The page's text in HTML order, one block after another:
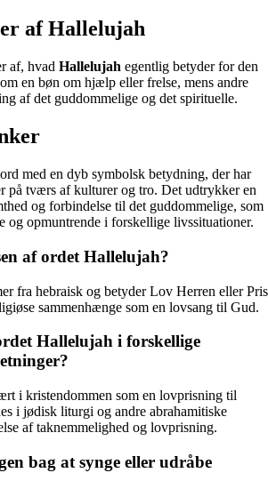
af Hallelujah
af, hvad Hallelujah egentlig betyder for den
en bøn om hjælp eller frelse, mens andre
af det guddommelige og det spirituelle.
med en dyb symbolsk betydning, der har
på tværs af kulturer og tro. Det udtrykker en
og forbindelse til det guddommelige, som
og opmuntrende i forskellige livssituationer.
af ordet Hallelujah?
fra hebraisk og betyder Lov Herren eller Pris
sammenhænge som en lovsang til Gud.
Hallelujah i forskellige
i kristendommen som en lovprisning til
i jødisk liturgi og andre abrahamitiske
af taknemmelighed og lovprisning.
bag at synge eller udråbe